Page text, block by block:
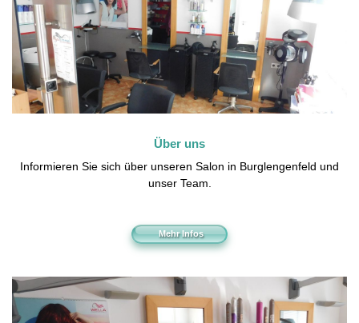
Über uns
Informieren Sie sich über unseren Salon in Burglengenfeld und
unser Team.
Mehr Infos